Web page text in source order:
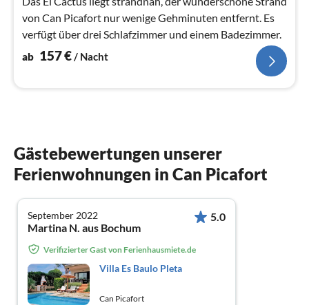
von Can Picafort nur wenige Gehminuten entfernt. Es
verfügt über drei Schlafzimmer und einem Badezimmer.
ab 157€/ Nacht
Gästebewertungen unserer
Ferienwohnungen in Can Picafort
September 2022
Martina N. aus Bochum
5.0
Verifizierter Gast von Ferienhausmiete.de
Villa Es Baulo Pleta
Can Picafort